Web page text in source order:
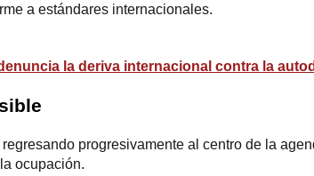
a estándares internacionales.
la deriva internacional contra la
progresivamente al centro de la
ocupación.